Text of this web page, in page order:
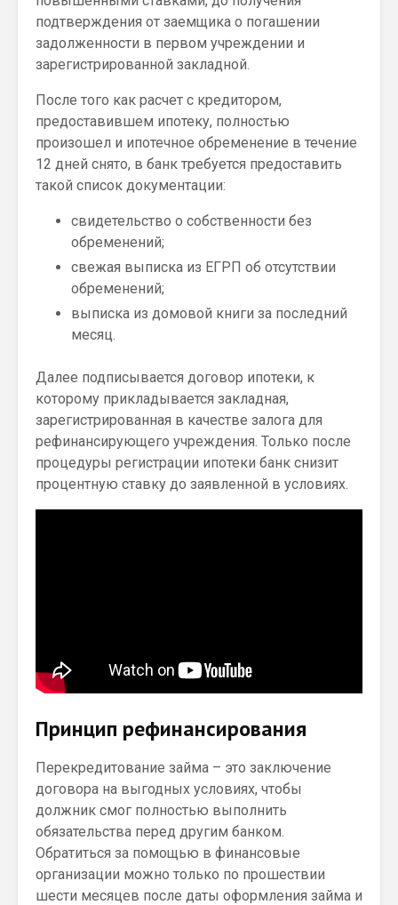
подтверждения от заемщика о погашении
задолженности в первом учреждении и
зарегистрированной закладной.
После того как расчет с кредитором,
предоставившем ипотеку, полностью
произошел и ипотечное обременение в течение
12 дней снято, в банк требуется предоставить
такой список документации:
свидетельство о собственности без
обременений;
свежая выписка из ЕГРП об отсутствии
обременений;
выписка из домовой книги за последний
месяц.
Далее подписывается договор ипотеки, к
которому прикладывается закладная,
зарегистрированная в качестве залога для
рефинансирующего учреждения. Только после
процедуры регистрации ипотеки банк снизит
процентную ставку до заявленной в условиях.
Принцип рефинансирования
Перекредитование займа – это заключение
договора на выгодных условиях, чтобы
должник смог полностью выполнить
обязательства перед другим банком.
Обратиться за помощью в финансовые
организации можно только по прошествии
шести месяцев после даты оформления займа и